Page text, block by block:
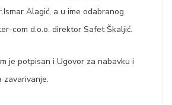
Alagić, a u ime odabranog
com d.o.o. direktor Safet Škaljić.
je potpisan i Ugovor za nabavku i
zavarivanje.